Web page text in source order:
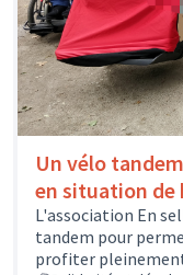
Un vélo
en situation de
L'association En
tandem pour
profiter pleinement